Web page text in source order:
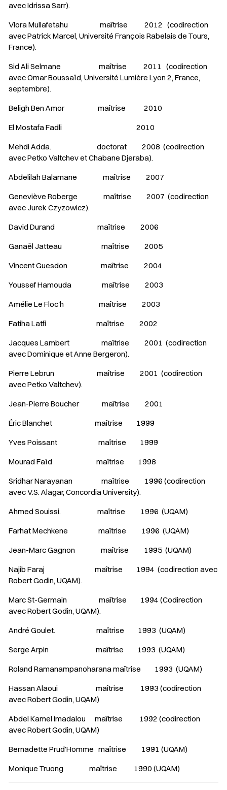
avec Idrissa Sarr).
Vlora Mullafetahu maîtrise 2012 (codirection
avec Patrick Marcel, Université François Rabelais de Tours,
France).
Sid Ali Selmane maîtrise 2011 (codirection
avec Omar Boussaïd, Université Lumière Lyon 2, France,
septembre).
Beligh Ben Amor maîtrise 2010
El Mostafa Fadli 2010
Mehdi Adda. doctorat 2008 (codirection
avec Petko Valtchev et Chabane Djeraba).
Abdelilah Balamane maîtrise 2007
Geneviève Roberge maîtrise 2007 (codirection
avec Jurek Czyzowicz).
David Durand maîtrise 2006
Ganaël Jatteau maîtrise 2005
Vincent Guesdon maîtrise 2004
Youssef Hamouda maîtrise 2003
Amélie Le Floc'h maîtrise 2003
Fatiha Latfi maîtrise 2002
Jacques Lambert maîtrise 2001 (codirection
avec Dominique et Anne Bergeron).
Pierre Lebrun maîtrise 2001 (codirection
avec Petko Valtchev).
Jean-Pierre Boucher maîtrise 2001
Éric Blanchet maîtrise 1999
Yves Poissant maîtrise 1999
Mourad Faïd maîtrise 1998
Sridhar Narayanan maîtrise 1996 (codirection
avec V.S. Alagar, Concordia University).
Ahmed Souissi. maîtrise 1996 (UQAM)
Farhat Mechkene maîtrise 1996 (UQAM)
Jean-Marc Gagnon maîtrise 1995 (UQAM)
Najib Faraj maîtrise 1994 (codirection avec
Robert Godin, UQAM).
Marc St-Germain maîtrise 1994 (Codirection
avec Robert Godin, UQAM).
André Goulet. maîtrise 1993 (UQAM)
Serge Arpin maîtrise 1993 (UQAM)
Roland Ramanampanoharana maîtrise 1993 (UQAM)
Hassan Alaoui maîtrise 1993 (codirection
avec Robert Godin, UQAM)
Abdel Kamel Imadalou maîtrise 1992 (codirection
avec Robert Godin, UQAM)
Bernadette Prud'Homme maîtrise 1991 (UQAM)
Monique Truong maîtrise 1990 (UQAM)